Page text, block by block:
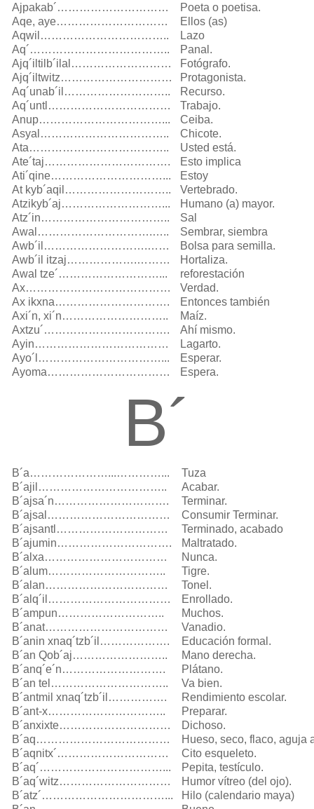
Ajpakab´…………………………
Aqe, aye…………………………
Aqwil……………………………..
Aq´………………………………..
Ajq´iltilb´ilal………………………
Ajq´iltwitz…………………………
Aq´unab´il………………………..
Aq´untl……………………………
Anup……………………………...
Asyal……………………………..
Ata………………………………..
Ate´taj…………………………….
Ati´qine…………………………...
At kyb´aqil………………………..
Atzikyb´aj………………………...
Atz´in……………………………..
Awal………………………….…..
Awb´il……………………….……
Awb´il itzaj……………….………
Awal tze´………………………...
Ax…………………………………
Ax ikxna………………………….
Axi´n, xi´n………………………..
Axtzu´…………………………….
Ayin………………………………
Ayo´l……………………………...
Ayoma……………………………
Poeta o poetisa.
Ellos (as)
Lazo
Panal.
Fotógrafo.
Protagonista.
Recurso.
Trabajo.
Ceiba.
Chicote.
Usted está.
Esto implica
Estoy
Vertebrado.
Humano (a) mayor.
Sal
Sembrar, siembra
Bolsa para semilla.
Hortaliza.
reforestación
Verdad.
Entonces también
Maíz.
Ahí mismo.
Lagarto.
Esperar.
Espera.
B´
B´a…………………...…………...
B´ajil……………………………..
B´ajsa´n………………………….
B´ajsal……………………………
B´ajsantl…………………………
B´ajumin………………………….
B´alxa……………………………
B´alum…………………………..
B´alan……………………………
B´alq´il……………………………
B´ampun………………………..
B´anat……………………………
B´anin xnaq´tzb´il……………….
B´an Qob´aj……………………..
B´anq´e´n……………………….
B´an tel…………………………..
B´antmil xnaq´tzb´il…………….
B´ant-x…………………………..
B´anxixte…………………………
B´aq………………………………
B´aqnitx´…………………………
B´aq´……………………………...
B´aq´witz…………………………
B´atz´……………………………...
Tuza
Acabar.
Terminar.
Consumir Terminar.
Terminado, acabado
Maltratado.
Nunca.
Tigre.
Tonel.
Enrollado.
Muchos.
Vanadio.
Educación formal.
Mano derecha.
Plátano.
Va bien.
Rendimiento escolar.
Preparar.
Dichoso.
Hueso, seco, flaco, aguja
Cito esqueleto.
Pepita, testículo.
Humor vítreo (del ojo).
Hilo (calendario maya)